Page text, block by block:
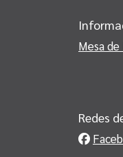
Mesa
Redes